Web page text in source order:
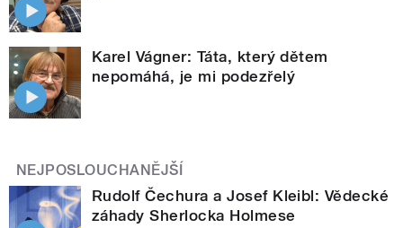
Karel Vágner: Táta, který dětem
nepomáhá, je mi podezřelý
NEJPOSLOUCHANĚJŠÍ
Rudolf Čechura a Josef Kleibl: Vědecké
záhady Sherlocka Holmese